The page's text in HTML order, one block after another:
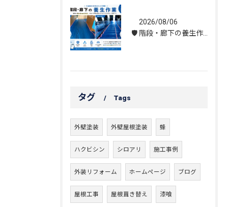
2026/08/06
タグ Tags
外壁塗装 外壁屋根塗装 蜂
ハクビシン シロアリ 施工事例
外装リフォーム ホームページ ブログ
屋根工事 屋根葺き替え 漆喰